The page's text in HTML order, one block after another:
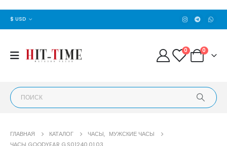
$ USD
0 0
ГЛАВНАЯ КАТАЛОГ ЧАСЫ, МУЖСКИЕ ЧАСЫ
ЧАСЫ GOODYEAR G.S01240.01.03